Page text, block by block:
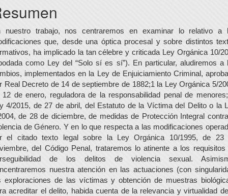
nuestro trabajo, nos centraremos en examinar lo relativo a
que, desde una óptica procesal y sobre distintos
ha implicado la tan célebre y criticada Ley Orgánica 10/
como Ley del “Solo sí es sí”). En particular, aludiremos a
implementados en la Ley de Enjuiciamiento Criminal,
Real Decreto de 14 de septiembre de 1882;1 la Ley Orgánica 5/
12 de enero, reguladora de la responsabilidad penal de
4/2015, de 27 de abril, del Estatuto de la Víctima del Delito o la
de 28 de diciembre, de medidas de Protección Integral
de Género. Y en lo que respecta a las modificaciones
el citado texto legal sobre la Ley Orgánica 10/1995, de 23
del Código Penal, trataremos lo atinente a los requisitos
de los delitos de violencia sexual.
nuestra atención en las actuaciones (con
exploraciones de las víctimas y obtención de muestras
acreditar el delito, habida cuenta de la relevancia y virtualidad